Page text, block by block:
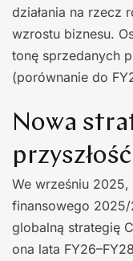
działania na rzecz
wzrostu biznesu.
tonę sprzedanych
(porównanie do
Nowa
przyszłość
We wrześniu
finansowego 2025/
globalną strategię
ona lata